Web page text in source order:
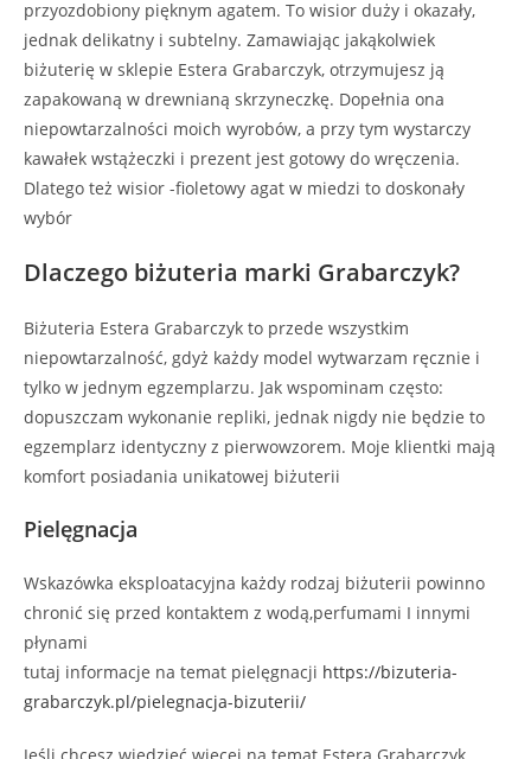
przyozdobiony pięknym agatem. To wisior duży i okazały,
jednak delikatny i subtelny. Zamawiając jakąkolwiek
biżuterię w sklepie Estera Grabarczyk, otrzymujesz ją
zapakowaną w drewnianą skrzyneczkę. Dopełnia ona
niepowtarzalności moich wyrobów, a przy tym wystarczy
kawałek wstążeczki i prezent jest gotowy do wręczenia.
Dlatego też wisior -fioletowy agat w miedzi to doskonały
wybór
Dlaczego biżuteria marki Grabarczyk?
Biżuteria Estera Grabarczyk to przede wszystkim
niepowtarzalność, gdyż każdy model wytwarzam ręcznie i
tylko w jednym egzemplarzu. Jak wspominam często:
dopuszczam wykonanie repliki, jednak nigdy nie będzie to
egzemplarz identyczny z pierwowzorem. Moje klientki mają
komfort posiadania unikatowej biżuterii
Pielęgnacja
Wskazówka eksploatacyjna każdy rodzaj biżuterii powinno
chronić się przed kontaktem z wodą,perfumami I innymi
płynami
tutaj informacje na temat pielęgnacji https://bizuteria-
grabarczyk.pl/pielegnacja-bizuterii/